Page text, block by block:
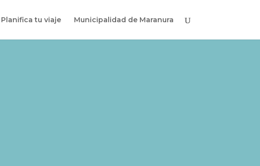
Planifica tu viaje Municipalidad de Maranura